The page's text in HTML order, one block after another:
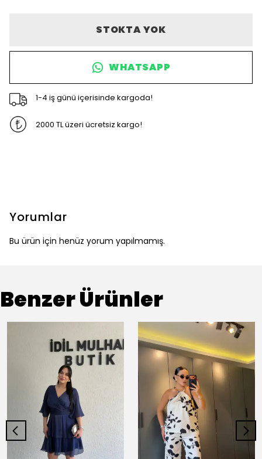
STOKTA YOK
WHATSAPP
1-4 iş günü içerisinde kargoda!
2000 TL üzeri ücretsiz kargo!
Yorumlar
Bu ürün için henüz yorum yapılmamış.
Benzer Ürünler